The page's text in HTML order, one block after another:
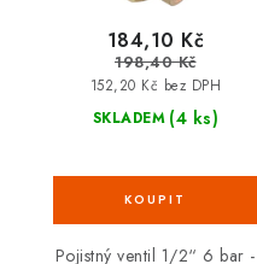
SKLADEM (4 ks)
152,20 Kč bez DPH
184,10 Kč
198,40 Kč
Pojistný ventil 1/2“ 6 bar -